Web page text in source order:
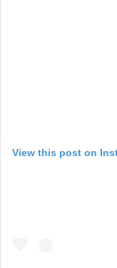
View this post on